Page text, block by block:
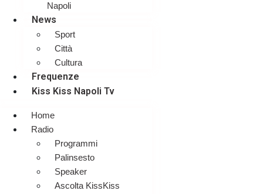
Napoli
News
Sport
Città
Cultura
Frequenze
Kiss Kiss Napoli Tv
Home
Radio
Programmi
Palinsesto
Speaker
Ascolta KissKiss